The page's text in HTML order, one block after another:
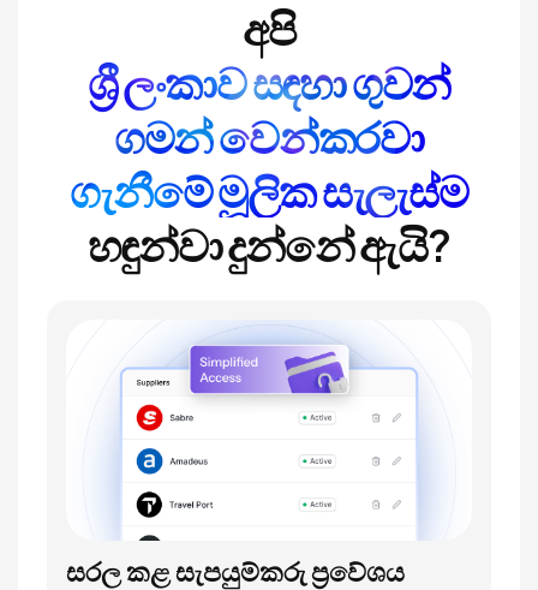
අපි
ශ්‍රී ලංකාව සඳහා ගුවන්
ගමන් වෙන්කරවා
ගැනීමේ මූලික සැලැස්ම
හඳුන්වා දුන්නේ ඇයි?
සරල කළ සැපයුම්කරු ප්‍රවේශය